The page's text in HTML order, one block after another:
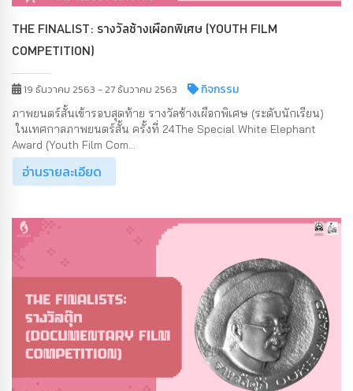
THE FINALIST: รางวัลช้างเผือกพิเศษ (YOUTH FILM
COMPETITION)
19 ธันวาคม 2563 - 27 ธันวาคม 2563 กิจกรรม
ภาพยนตร์สั้นเข้ารอบสุดท้าย รางวัลช้างเผือกพิเศษ (ระดับนักเรียน)
ในเทศกาลภาพยนตร์สั้น ครั้งที่ 24The Special White Elephant
Award (Youth Film Com...
อ่านรายละเอียด